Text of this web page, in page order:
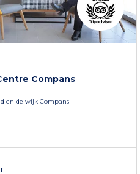
Compans
en de wijk Compans-